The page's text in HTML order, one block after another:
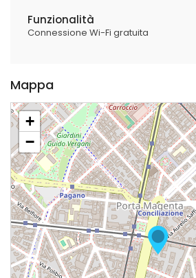
Funzionalità
Connessione Wi-Fi gratuita
Mappa
+
−